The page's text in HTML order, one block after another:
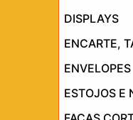
DISPLAYS
ENCARTE,
ENVELOPES
ESTOJOS E